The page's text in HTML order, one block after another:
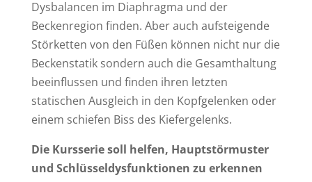
Dysbalancen im Diaphragma und der
Beckenregion finden. Aber auch aufsteigende
Störketten von den Füßen können nicht nur die
Beckenstatik sondern auch die Gesamthaltung
beeinflussen und finden ihren letzten
statischen Ausgleich in den Kopfgelenken oder
einem schiefen Biss des Kiefergelenks.
Die Kursserie soll helfen, Hauptstörmuster
und Schlüsseldysfunktionen zu erkennen